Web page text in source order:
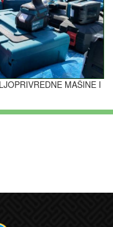
MAŠINE I